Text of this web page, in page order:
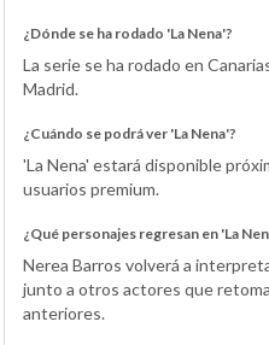
¿Dónde se ha rodado 'La Nena'?
La serie se ha rodado en
Madrid.
¿Cuándo se podrá ver 'La Nena'?
'La Nena' estará disponible
usuarios premium.
¿Qué personajes regresan en 'La
Nerea Barros volverá a
junto a otros actores que
anteriores.